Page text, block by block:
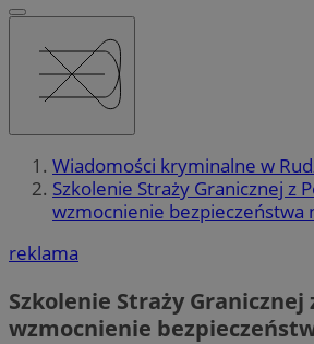
Wiadomości kryminalne w
Szkolenie Straży Granicznej z
wzmocnienie bezpieczeństwa
reklama
Szkolenie Straży Granicznej
wzmocnienie